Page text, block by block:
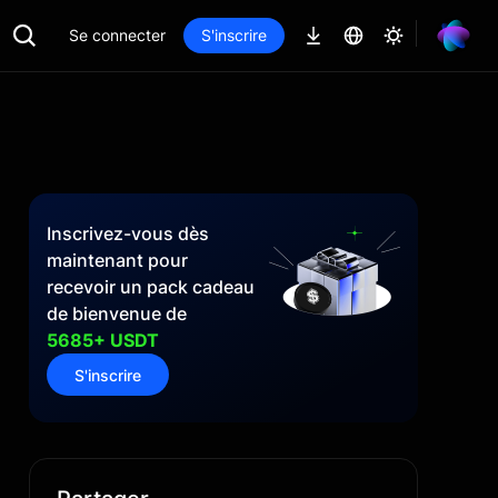
Se connecter S'inscrire
Inscrivez-vous dès
maintenant pour
recevoir un pack cadeau
de bienvenue de
5685+ USDT
S'inscrire